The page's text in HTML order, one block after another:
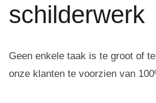
schilderwerk
Geen enkele taak is te groot of
onze klanten te voorzien van